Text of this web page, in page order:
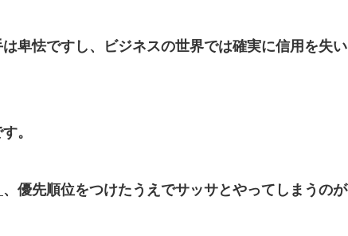
卑怯ですし、ビジネスの世界では確実に信用を失い
。
、優先順位をつけたうえでサッサとやってしまうのが